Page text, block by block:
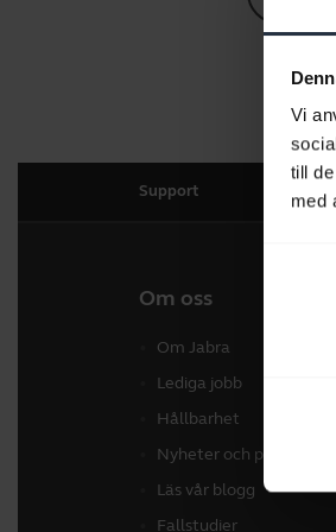
Vi
till
med
Support
Om oss
Om Jabra
Lediga jobb
Hållbarhet
Nyheter och
Läs vår blogg
Fallstudier